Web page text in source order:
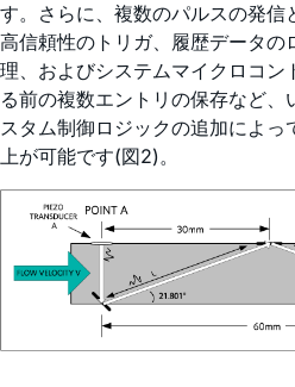
す。さらに、複数のパルスの発
高信頼性のトリガ、履歴データの
理、およびシステムマイクロコン
る前の複数エントリの保存など
スタム制御ロジックの追加によっ
上が可能です(図2)。